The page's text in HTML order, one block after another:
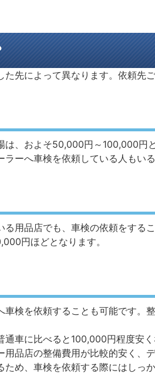
先によって異なります。依頼先
、およそ50,000円～100,000円
ーへ車検を依頼している人もいる
用品店でも、車検の依頼をする
円ほどとなります。
検を依頼することも可能です。
車に比べると100,000円程度安く
品店の整備費用が比較的安く、
め、車検を依頼する際にはしっ